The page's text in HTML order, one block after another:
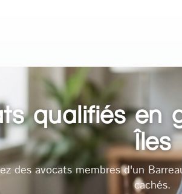
qualifiés en
Îles
des avocats membres d'un
cachés.